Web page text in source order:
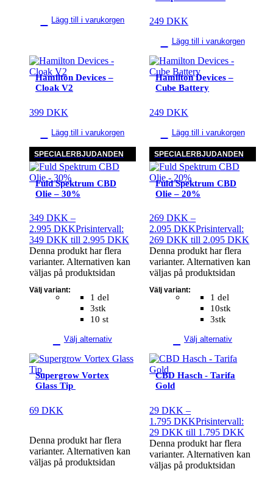
Lägg till i varukorgen 249DKK
Lägg till i varukorgen
Hamilton Devices –
Cloak V2
399 DKK
Lägg till i varukorgen
Hamilton Devices –
Cube Battery
249DKK
Lägg till i varukorgen
SPECIALERBJUDANDEN
Fuld Spektrum CBD
Olie – 30%
349 DKK –
2.995 DKKPrisintervall:
349 DKK till 2.995 DKK
1 del
3stk
10 st
Välj variant:
Välj alternativ
Denna produkt har flera
varianter. Alternativen kan
väljas på produktsidan
SPECIALERBJUDANDEN
Fuld Spektrum CBD
Olie – 20%
269DKK –
2.095DKKPrisintervall:
269 DKK till 2.095 DKK
1 del
10stk
3stk
Välj variant:
Välj alternativ
Denna produkt har flera
varianter. Alternativen kan
väljas på produktsidan
Supergrow Vortex
Glass Tip
69 DKK
Denna produkt har flera
varianter. Alternativen kan
väljas på produktsidan
CBD Hasch - Tarifa
Gold
29DKK –
1.795DKKPrisintervall:
29 DKK till 1.795 DKK
Denna produkt har flera
varianter. Alternativen kan
väljas på produktsidan